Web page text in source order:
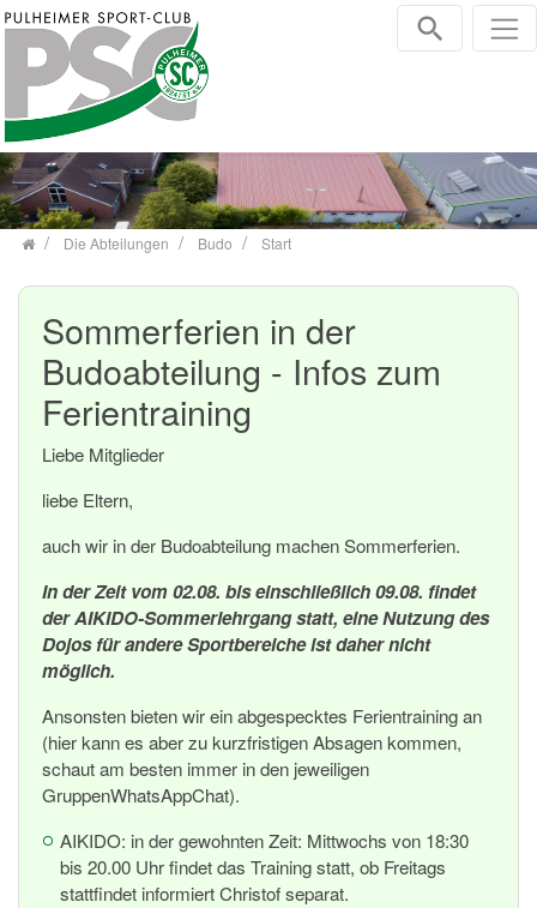
Zum Inhalt springen
Die Abteilungen Budo Start
Sommerferien in der
Budoabteilung - Infos zum
Ferientraining
Liebe Mitglieder
liebe Eltern,
auch wir in der Budoabteilung machen Sommerferien.
In der Zeit vom 02.08. bis einschließlich 09.08. findet
der AIKIDO-Sommerlehrgang statt, eine Nutzung des
Dojos für andere Sportbereiche ist daher nicht
möglich.
Ansonsten bieten wir ein abgespecktes Ferientraining an
(hier kann es aber zu kurzfristigen Absagen kommen,
schaut am besten immer in den jeweiligen
GruppenWhatsAppChat).
AIKIDO: in der gewohnten Zeit: Mittwochs von 18:30
bis 20.00 Uhr findet das Training statt, ob Freitags
stattfindet informiert Christof separat.